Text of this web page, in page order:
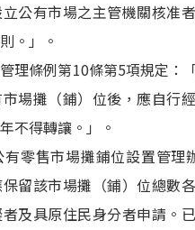
立公有市場之主管機關核准
。」。
管理條例第10條第5項規定：
場攤（鋪）位後，應自行
不得轉讓。」。
有零售市場攤鋪位設置管理
留該市場攤（鋪）位總數
及具原住民身分者申請。